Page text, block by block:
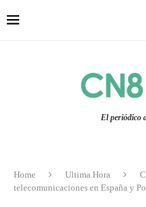
El periódico
Home Ultima Hora
telecomunicaciones en España y